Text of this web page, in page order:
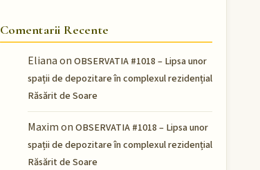
Comentarii Recente
Elianaon OBSERVATIA #1018 – Lipsa unor
spații de depozitare în complexul rezidențial
Răsărit de Soare
Maximon OBSERVATIA #1018 – Lipsa unor
spații de depozitare în complexul rezidențial
Răsărit de Soare